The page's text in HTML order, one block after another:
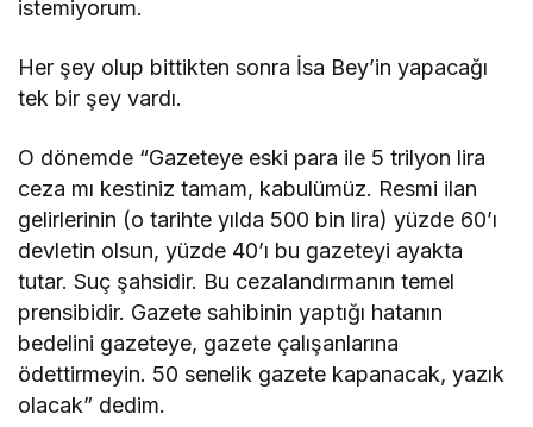
istemiyorum.
Her şey olup bittikten sonra İsa Bey’in yapacağı
tek bir şey vardı.
O dönemde “Gazeteye eski para ile 5 trilyon lira
ceza mı kestiniz tamam, kabulümüz. Resmi ilan
gelirlerinin (o tarihte yılda 500 bin lira) yüzde 60’ı
devletin olsun, yüzde 40’ı bu gazeteyi ayakta
tutar. Suç şahsidir. Bu cezalandırmanın temel
prensibidir. Gazete sahibinin yaptığı hatanın
bedelini gazeteye, gazete çalışanlarına
ödettirmeyin. 50 senelik gazete kapanacak, yazık
olacak” dedim.